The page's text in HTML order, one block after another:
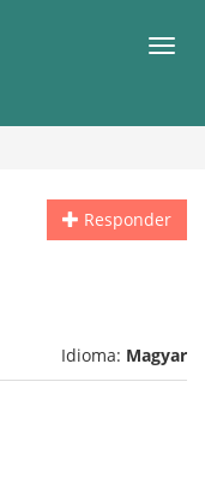
Responder
Idioma: Magyar